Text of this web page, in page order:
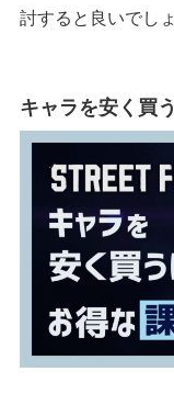
討すると良いでしょ
キャラを安く買